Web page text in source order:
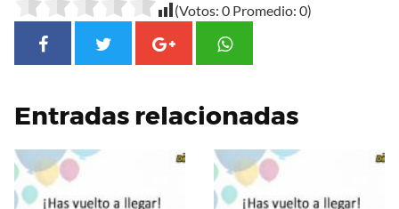
(Votos: 0 Promedio: 0)
Entradas relacionadas